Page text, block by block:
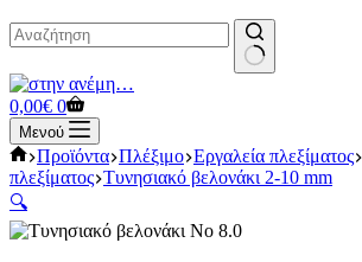
No
results
Καλάθι
Αγορών
0,00€ 0
Μενού
Αρχική
σελίδα
Προϊόντα Πλέξιμο Εργαλεία πλεξίματος
πλεξίματος Τυνησιακό βελονάκι 2-10 mm
🔍